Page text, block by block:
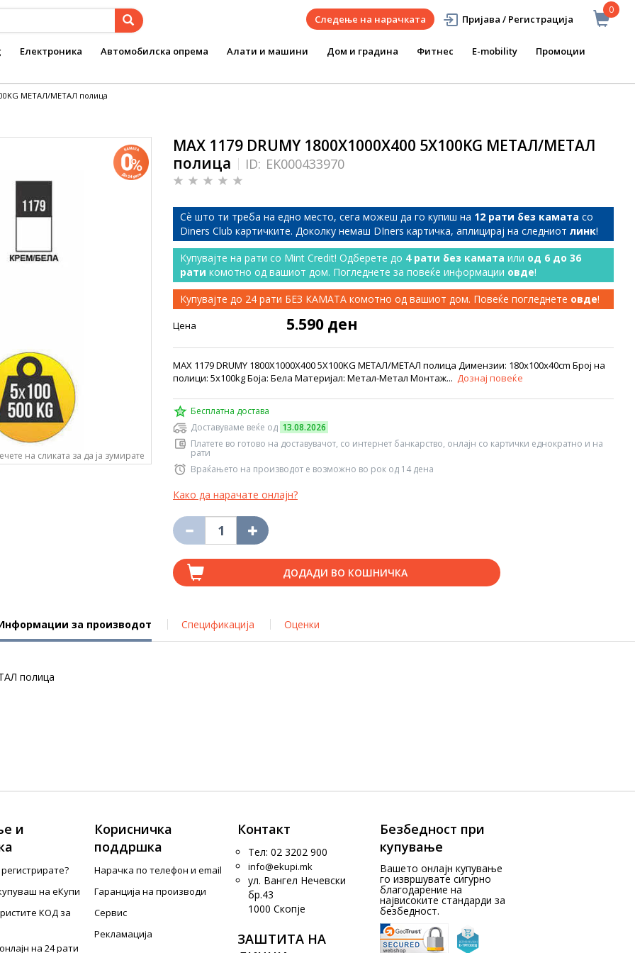
0
Следење на нарачката Пријава / Регистрација
Електроника Автомобилска опрема Алати и машини Дом и градина Фитнес E-mobility Промоции
МЕТАЛ/МЕТАЛ полица
на сликата за да ја зумирате
MAX 1179 DRUMY 1800Х1000Х400 5Х100KG МЕТАЛ/МЕТАЛ
полица
ID: EK000433970
Сѐ што ти треба на едно место, сега можеш да го купиш на 12 рати без камата со
Diners Club картичките. Доколку немаш DIners картичка, аплицирај на следниот линк!
Купувајте на рати со Mint Credit! Одберете до 4 рати без камата или од 6 до 36
рати комотно од вашиот дом. Погледнете за повеќе информации овде!
Купувајте до 24 рати БЕЗ КАМАТА комотно од вашиот дом. Повеќе погледнете овде!
Цена 5.590 ден
MAX 1179 DRUMY 1800Х1000Х400 5Х100KG МЕТАЛ/МЕТАЛ полица Димензии: 180x100x40cm Број на
полици: 5x100kg Боја: Бела Материјал: Метал-Метал Монтаж... Дознај повеќе
Бесплатна достава
Доставуваме веќе од 13.08.2026
Платете во готово на доставувачот, со интернет банкарство, онлајн со картички еднократно и на
рати
Враќањето на производот е возможно во рок од 14 дена
Како да нарачате онлајн?
ДОДАДИ ВО КОШНИЧКА
за производот Спецификација Оценки
полица
и
на еКупи
КОД за
на 24 рати
Корисничка
поддршка
Нарачка по телефон и еmail
Гаранција на производи
Сервис
Рекламација
Контакт
Тел: 02 3202 900
info@ekupi.mk
ул. Вангел Нечевски
бр.43
1000 Скопје
ЗАШТИТА НА
Безбедност при
купување
Вашето онлајн купување
го извршувате сигурно
благодарение на
највисоките стандарди за
безбедност.